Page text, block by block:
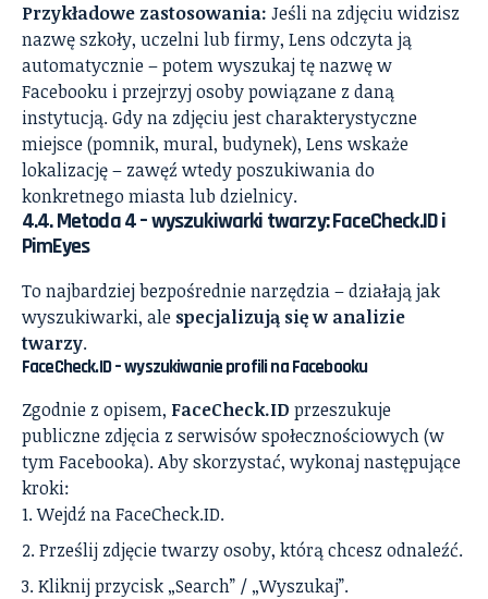
Przykładowe zastosowania: Jeśli na zdjęciu widzisz
nazwę szkoły, uczelni lub firmy, Lens odczyta ją
automatycznie – potem wyszukaj tę nazwę w
Facebooku i przejrzyj osoby powiązane z daną
instytucją. Gdy na zdjęciu jest charakterystyczne
miejsce (pomnik, mural, budynek), Lens wskaże
lokalizację – zawęź wtedy poszukiwania do
konkretnego miasta lub dzielnicy.
4.4. Metoda 4 – wyszukiwarki twarzy: FaceCheck.ID i
PimEyes
To najbardziej bezpośrednie narzędzia – działają jak
wyszukiwarki, ale specjalizują się w analizie
twarzy.
FaceCheck.ID – wyszukiwanie profili na Facebooku
Zgodnie z opisem, FaceCheck.ID przeszukuje
publiczne zdjęcia z serwisów społecznościowych (w
tym Facebooka). Aby skorzystać, wykonaj następujące
kroki:
Wejdź na FaceCheck.ID.
Prześlij zdjęcie twarzy osoby, którą chcesz odnaleźć.
Kliknij przycisk „Search” / „Wyszukaj”.